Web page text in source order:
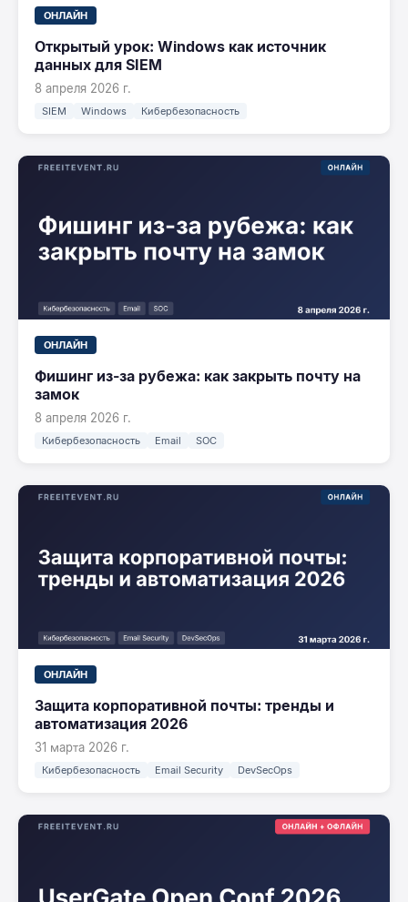
ОНЛАЙН
Открытый урок: Windows как источник
данных для SIEM
8 апреля 2026 г.
SIEM Windows Кибербезопасность
ОНЛАЙН
Фишинг из-за рубежа: как закрыть почту на
замок
8 апреля 2026 г.
Кибербезопасность Email SOC
ОНЛАЙН
Защита корпоративной почты: тренды и
автоматизация 2026
31 марта 2026 г.
Кибербезопасность Email Security DevSecOps